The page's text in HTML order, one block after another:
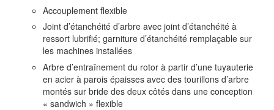
Accouplement flexible
Joint d’étanchéité d’arbre avec joint d’étanchéité à
ressort lubrifié; garniture d’étanchéité remplaçable sur
les machines installées
Arbre d’entraînement du rotor à partir d’une tuyauterie
en acier à parois épaisses avec des tourillons d’arbre
montés sur bride des deux côtés dans une conception
« sandwich » flexible